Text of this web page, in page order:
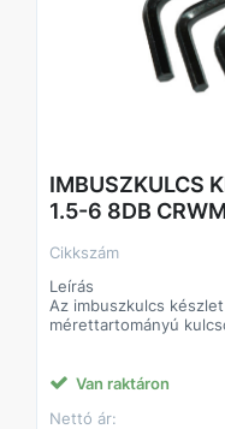
IMBUSZKULCS
1.5-6 8DB CRWM
Cikkszám
Leírás
Az imbuszkulcs
mérettartományú
tartóval, amely
Van raktáron
Nettó ár: